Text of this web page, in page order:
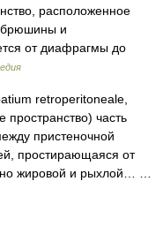
расположенное
брюшины и
от диафрагмы до
retroperitoneale,
пространство) часть
пристеночной
простирающаяся от
жировой и рыхлой… …